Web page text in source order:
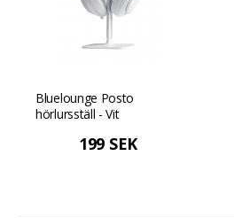
Bluelounge Posto
hörlursställ - Vit
199 SEK